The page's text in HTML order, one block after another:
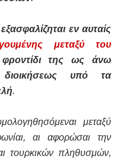
εν αυταίς
μεταξύ του
της ως άνω
διοικήσεως υπό τα
.
μεταξύ
αι αφορώσαι την
τουρκικών πληθυσμών,